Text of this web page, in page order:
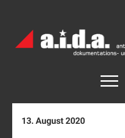
Archiv
München
open
menu
facebook
rss
13. August 2020